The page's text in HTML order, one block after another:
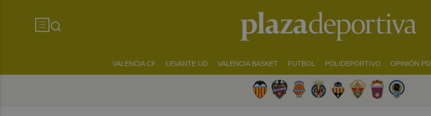
VALENCIA CF LEVANTE UD VALENCIA BASKET FUTBOL POLIDEPORTIVO OPINIÓN PD